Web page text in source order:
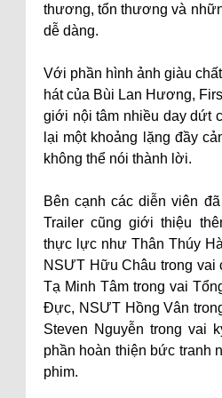
thương, tổn thương và
dễ dàng.
Với phần hình ảnh giàu
hát của Bùi Lan Hương,
giới nội tâm nhiều day dứt
lại một khoảng lặng đầy
không thể nói thành lời.
Bên cạnh các diễn viên
Trailer cũng giới thiệu
thực lực như Thân Thúy
NSƯT Hữu Châu trong vai
Tạ Minh Tâm trong vai
Đực, NSƯT Hồng Vân
Steven Nguyễn trong vai
phần hoàn thiện bức tranh
phim.